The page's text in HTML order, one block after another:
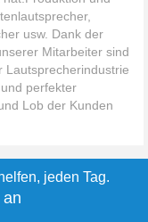
usw. Dank der
Mitarbeiter sind
Lautsprecherindustrie
perfekter
Lob der Kunden
jeden Tag.